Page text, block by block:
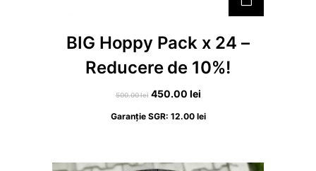
BIG Hoppy Pack x 24 –
Reducere de 10%!
500.00lei P
r
450.00 leiP
r
Garanție SGR: 12.00 lei